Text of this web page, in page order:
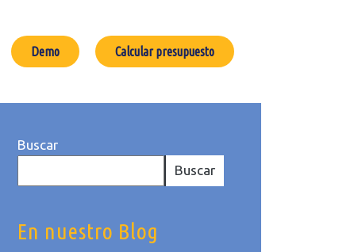
Demo Calcular presupuesto
Buscar
Buscar
En nuestro Blog